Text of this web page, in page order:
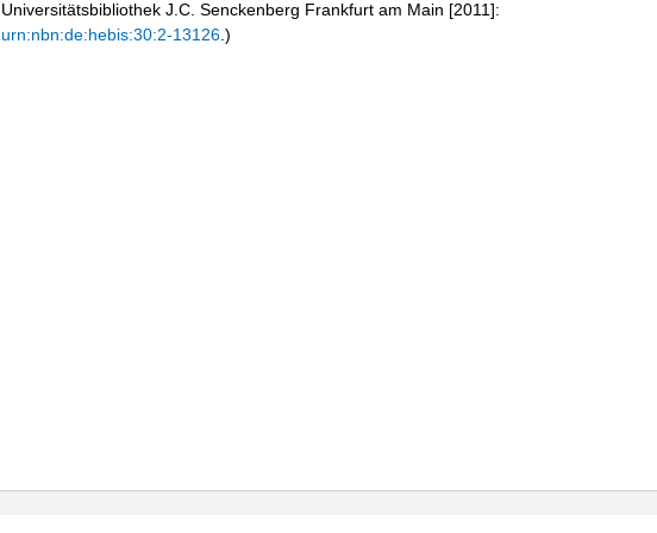
Universitätsbibliothek J.C. Senckenberg Frankfurt am Main [2011]:
urn:nbn:de:hebis:30:2-13126 .)